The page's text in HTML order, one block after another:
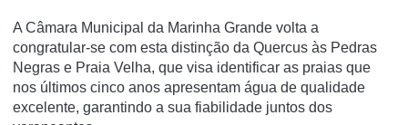
A Câmara Municipal da Marinha Grande volta a
congratular-se com esta distinção da Quercus às Pedras
Negras e Praia Velha, que visa identificar as praias que
nos últimos cinco anos apresentam água de qualidade
excelente, garantindo a sua fiabilidade juntos dos